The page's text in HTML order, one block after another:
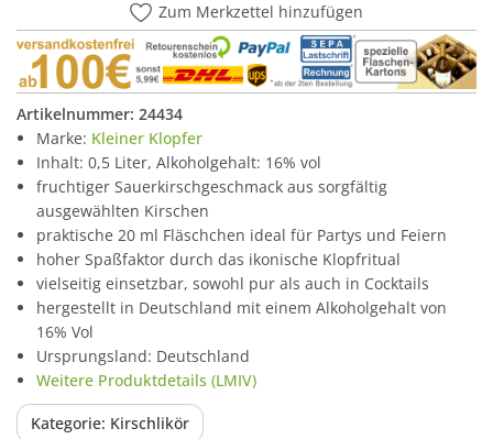
Zum Merkzettel hinzufügen
Artikelnummer: 24434
Marke: Kleiner Klopfer
Inhalt: 0,5 Liter, Alkoholgehalt: 16% vol
fruchtiger Sauerkirschgeschmack aus sorgfältig
ausgewählten Kirschen
praktische 20 ml Fläschchen ideal für Partys und Feiern
hoher Spaßfaktor durch das ikonische Klopfritual
vielseitig einsetzbar, sowohl pur als auch in Cocktails
hergestellt in Deutschland mit einem Alkoholgehalt von
16% Vol
Ursprungsland: Deutschland
Weitere Produktdetails (LMIV)
Kategorie: Kirschlikör